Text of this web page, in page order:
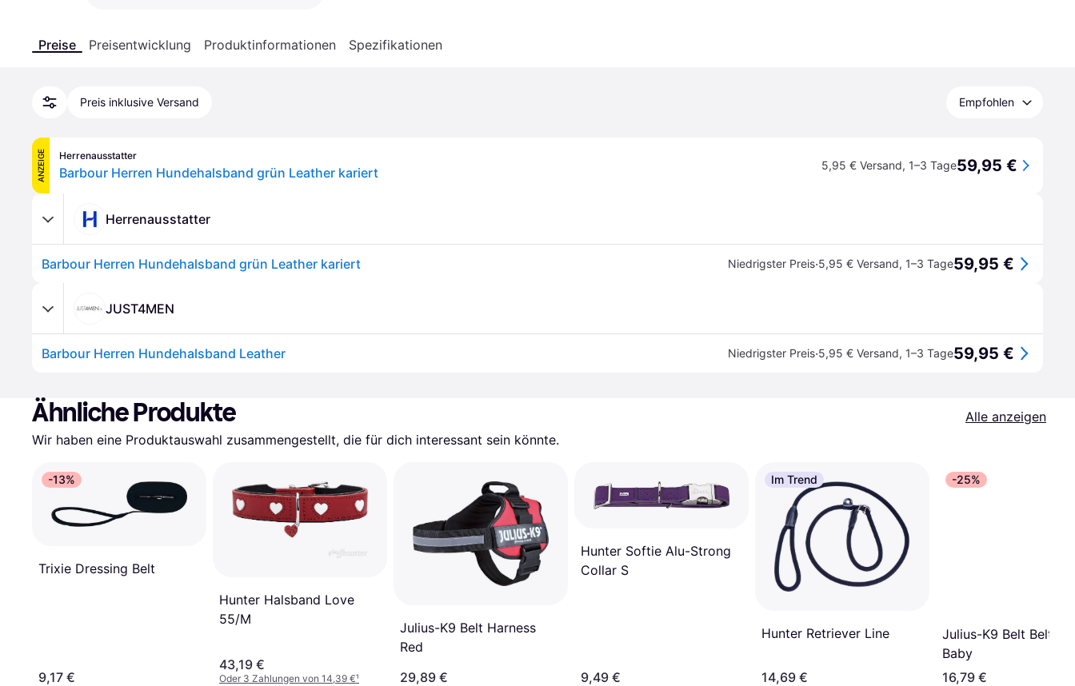
Preise Preisentwicklung Produktinformationen Spezifikationen
Preis inklusive Versand Empfohlen
ANZEIGE Herrenausstatter
Barbour Herren Hundehalsband grün Leather kariert 5,95 € Versand, 1–3 Tage59,95 €
Herrenausstatter
Barbour Herren Hundehalsband grün Leather kariert Niedrigster Preis·5,95 € Versand, 1–3 Tage59,95 €
JUST4MEN
Barbour Herren Hundehalsband Leather Niedrigster Preis·5,95 € Versand, 1–3 Tage59,95 €
Ähnliche Produkte
Alle anzeigen
Wir haben eine Produktauswahl zusammengestellt, die für dich interessant sein könnte.
-13%
Trixie Dressing Belt
9,17 €
Hunter Halsband Love
55/M
43,19 €
Oder 3 Zahlungen von 14,39 €¹
Julius-K9 Belt Harness
Red
29,89 €
Hunter Softie Alu-Strong
Collar S
9,49 €
Im Trend
Hunter Retriever Line
14,69 €
-25%
Julius-K9 Belt Belt
Baby
16,79 €